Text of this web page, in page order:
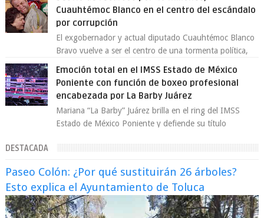
Cuauhtémoc Blanco en el centro del escándalo
por corrupción
El exgobernador y actual diputado Cuauhtémoc Blanco
Bravo vuelve a ser el centro de una tormenta política,
Emoción total en el IMSS Estado de México
Poniente con función de boxeo profesional
encabezada por La Barby Juárez
Mariana “La Barby” Juárez brilla en el ring del IMSS
Estado de México Poniente y defiende su título
DESTACADA
Paseo Colón: ¿Por qué sustituirán 26 árboles?
Esto explica el Ayuntamiento de Toluca